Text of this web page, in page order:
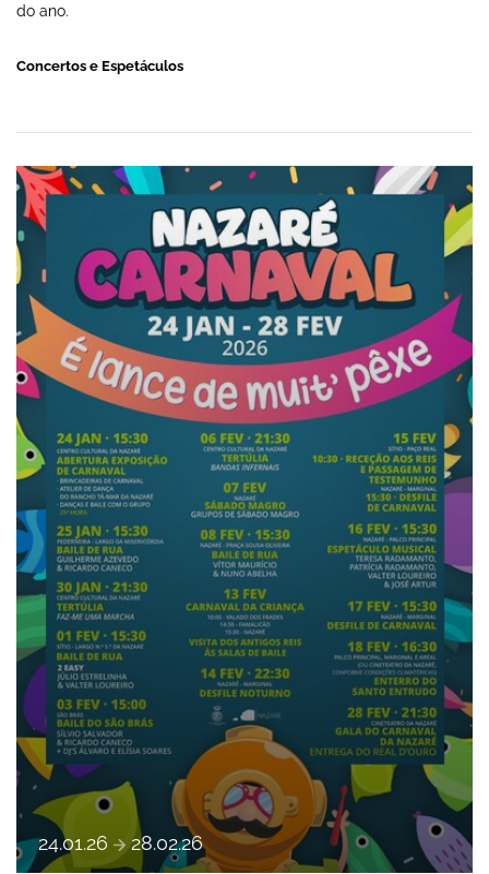
do ano.
Concertos e Espetáculos
CARNAVAL
24.01.26 a 28.02.26